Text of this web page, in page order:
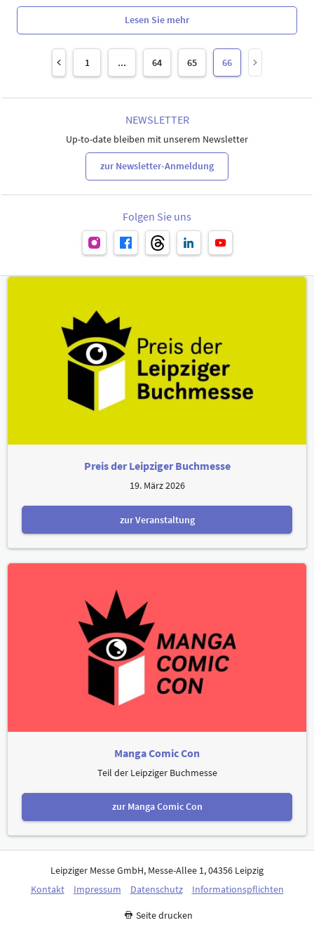
Lesen Sie mehr
1 ... 64 65 66
NEWSLETTER
Up-to-date bleiben mit unserem Newsletter
zur Newsletter-Anmeldung
Folgen Sie uns
Preis der Leipziger Buchmesse
19. März 2026
zur Veranstaltung
Manga Comic Con
Teil der Leipziger Buchmesse
zur Manga Comic Con
Leipziger Messe GmbH, Messe-Allee 1, 04356 Leipzig
Kontakt
Impressum Datenschutz Informationspflichten
Seite drucken